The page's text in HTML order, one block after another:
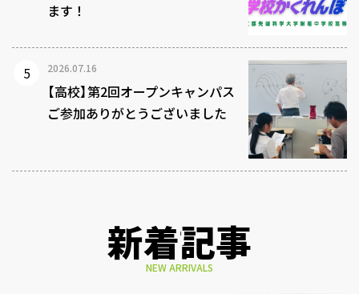
ます！
2026.07.16
【高校】第2回オープンキャンパス
ご参加ありがとうございました
新着記事
NEW ARRIVALS